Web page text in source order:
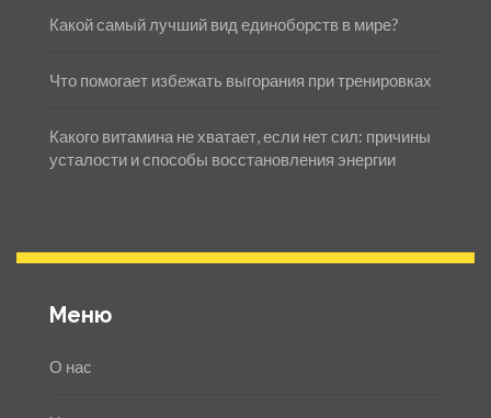
Какой самый лучший вид единоборств в мире?
Что помогает избежать выгорания при тренировках
Какого витамина не хватает, если нет сил: причины
усталости и способы восстановления энергии
Меню
О нас